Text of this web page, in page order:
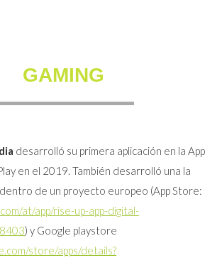
GAMING
desarrolló su primera aplicación en la App
en el 2019. También desarrolló una la
de un proyecto europeo (App Store:
at/app/rise-up-app-digital-
) y Google playstore
store/apps/details?